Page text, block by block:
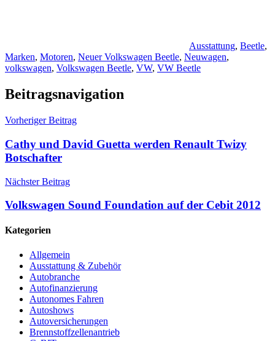
Ausstattung, Beetle,
Marken, Motoren, Neuer Volkswagen Beetle, Neuwagen,
volkswagen, Volkswagen Beetle, VW, VW Beetle
Beitragsnavigation
Vorheriger Beitrag
Cathy und David Guetta werden Renault Twizy
Botschafter
Nächster Beitrag
Volkswagen Sound Foundation auf der Cebit 2012
Kategorien
Allgemein
Ausstattung & Zubehör
Autobranche
Autofinanzierung
Autonomes Fahren
Autoshows
Autoversicherungen
Brennstoffzellenantrieb